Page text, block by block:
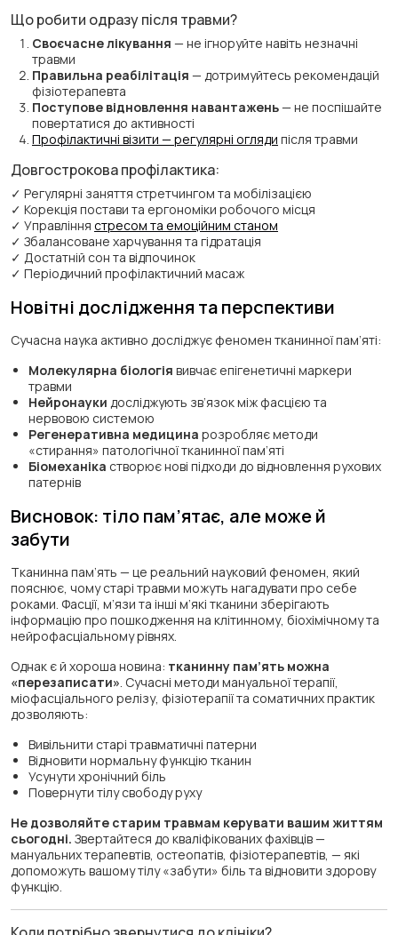
Що робити одразу після травми?
Своєчасне лікування — не ігноруйте навіть незначні
травми
Правильна реабілітація — дотримуйтесь рекомендацій
фізіотерапевта
Поступове відновлення навантажень— не поспішайте
повертатися до активності
Профілактичні візити — регулярні огляди після травми
Довгострокова профілактика:
✓ Регулярні заняття стретчингом та мобілізацією
✓ Корекція постави та ергономіки робочого місця
✓ Управління стресом та емоційним станом
✓ Збалансоване харчування та гідратація
✓ Достатній сон та відпочинок
✓ Періодичний профілактичний масаж
Новітні дослідження та перспективи
Сучасна наука активно досліджує феномен тканинної пам’яті:
Молекулярна біологія вивчає епігенетичні маркери
травми
Нейронауки досліджують зв’язок між фасцією та
нервовою системою
Регенеративна медицина розробляє методи
«стирання» патологічної тканинної пам’яті
Біомеханіка створює нові підходи до відновлення рухових
патернів
Висновок: тіло пам’ятає, але може й
забути
Тканинна пам’ять — це реальний науковий феномен, який
пояснює, чому старі травми можуть нагадувати про себе
роками. Фасції, м’язи та інші м’які тканини зберігають
інформацію про пошкодження на клітинному, біохімічному та
нейрофасціальному рівнях.
Однак є й хороша новина: тканинну пам’ять можна
«перезаписати». Сучасні методи мануальної терапії,
міофасціального релізу, фізіотерапії та соматичних практик
дозволяють:
Вивільнити старі травматичні патерни
Відновити нормальну функцію тканин
Усунути хронічний біль
Повернути тілу свободу руху
Не дозволяйте старим травмам керувати вашим життям
сьогодні. Звертайтеся до кваліфікованих фахівців —
мануальних терапевтів, остеопатів, фізіотерапевтів, — які
допоможуть вашому тілу «забути» біль та відновити здорову
функцію.